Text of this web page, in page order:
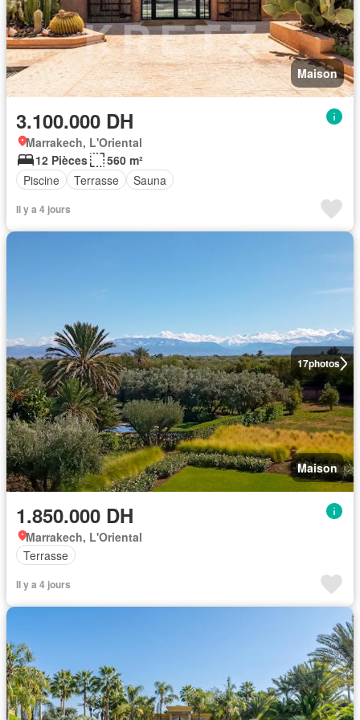
Maison
3.100.000 DH
Marrakech, L'Oriental
12 Pièces
560 m²
Piscine
Terrasse Sauna
Il y a 4 jours
17photos
Maison
1.850.000 DH
Marrakech, L'Oriental
Terrasse
Il y a 4 jours